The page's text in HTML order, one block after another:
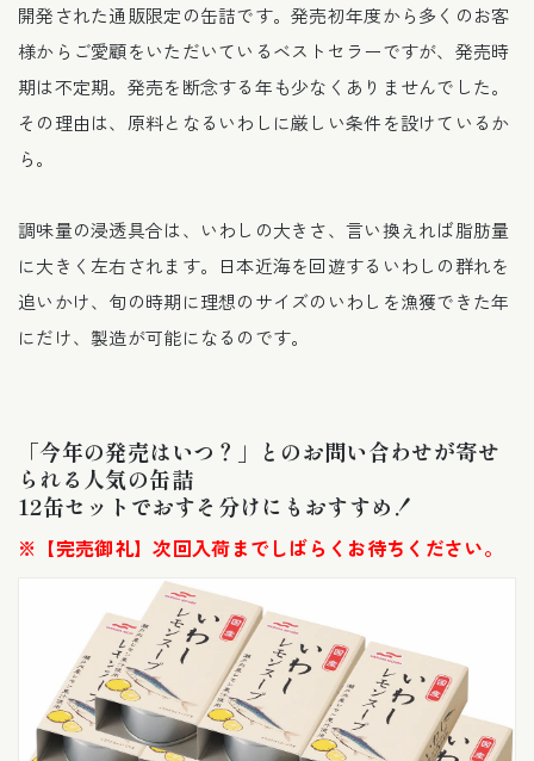
開発された通販限定の缶詰です。発売初年度から多くのお客
様からご愛顧をいただいているベストセラーですが、発売時
期は不定期。発売を断念する年も少なくありませんでした。
その理由は、原料となるいわしに厳しい条件を設けているか
ら。
調味量の浸透具合は、いわしの大きさ、言い換えれば脂肪量
に大きく左右されます。日本近海を回遊するいわしの群れを
追いかけ、旬の時期に理想のサイズのいわしを漁獲できた年
にだけ、製造が可能になるのです。
「今年の発売はいつ？」とのお問い合わせが寄せ
られる人気の缶詰
12缶セットでおすそ分けにもおすすめ！
※【完売御礼】次回入荷までしばらくお待ちください。